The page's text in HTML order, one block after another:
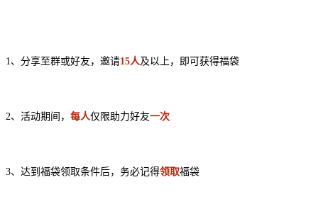
1、分享至群或好友，邀请15人及以上，即可获得福袋
2、活动期间， 每人仅限助力好友一次
3、达到福袋领取条件后，务必记得领取福袋